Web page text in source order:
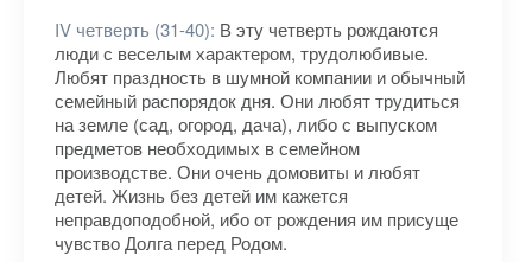
IV четверть (31-40): В эту четверть рождаются
люди с веселым характером, трудолюбивые.
Любят праздность в шумной компании и обычный
семейный распорядок дня. Они любят трудиться
на земле (сад, огород, дача), либо с выпуском
предметов необходимых в семейном
производстве. Они очень домовиты и любят
детей. Жизнь без детей им кажется
неправдоподобной, ибо от рождения им присуще
чувство Долга перед Родом.